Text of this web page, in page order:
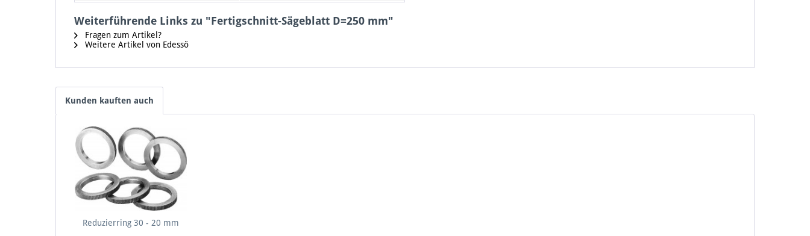
Weiterführende Links zu "Fertigschnitt-Sägeblatt D=250 mm"
Fragen zum Artikel?
Weitere Artikel von Edessö
Kunden kauften auch
Reduzierring 30 - 20 mm